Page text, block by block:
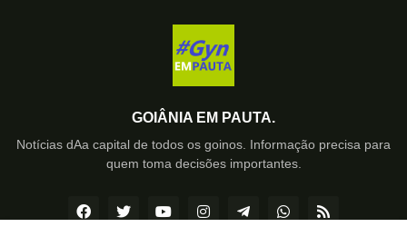
GOIÂNIA EM PAUTA.
Notícias dAa capital de todos os goinos. Informação precisa para
quem toma decisões importantes.